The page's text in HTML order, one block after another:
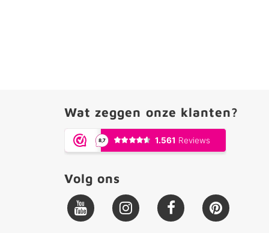
Wat zeggen onze klanten?
Volg ons